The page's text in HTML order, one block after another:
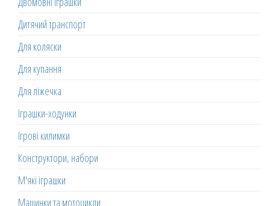
Дитячий транспорт
Для коляски
Для купання
Для ліжечка
Іграшки-ходунки
Ігрові килимки
Конструктори, набори
М'які іграшки
Машинки та мотоцикли